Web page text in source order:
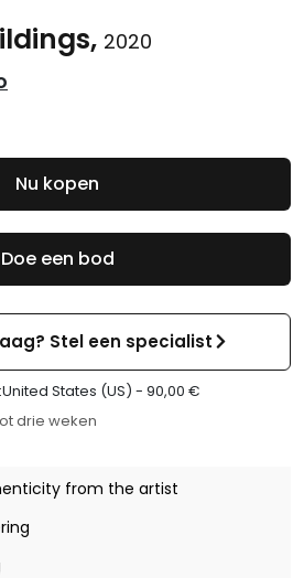
2020
Doe een bod
Stel een specialist
United States (US) - 90,00 €
drie weken
from the artist
Nu kopen